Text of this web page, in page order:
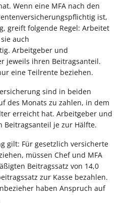
Wenn eine MFA nach den
ist,
greift folgende Regel: Arbeitet
auch
Arbeitgeber und
jeweils ihren Beitragsanteil.
eine Teilrente beziehen.
sind in beiden
des Monats zu zahlen, in dem
erreicht hat. Arbeitgeber und
je zur Hälfte.
gilt: Für gesetzlich versicherte
müssen Chef und MFA
Beitragssatz von 14,0
zur Kasse bezahlen.
haben Anspruch auf